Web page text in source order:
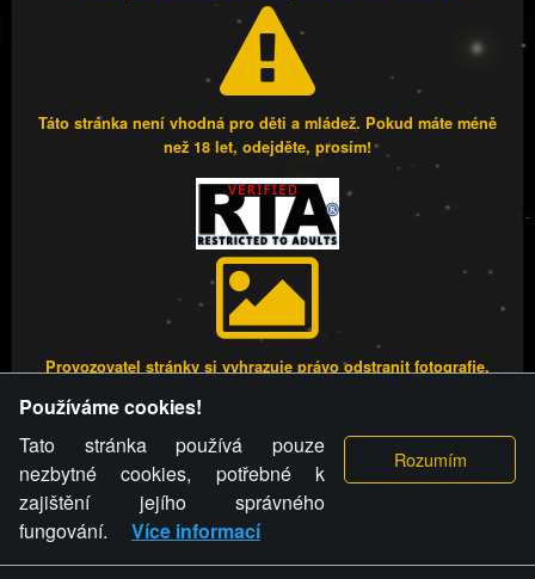
Táto stránka není vhodná pro děti a mládež. Pokud máte méně
než 18 let, odejděte, prosím!
Provozovatel stránky si vyhrazuje právo odstranit fotografie,
stránky týče, ani osoba, která umístila fotografii nebo video na
stránku, nemůže z důvodu odstranění fotografie, videa nebo
komentáře pro výše uvedenou okolnost uplatnit vůči
provozovateli stránky žádný nárok na náhradu škody nebo
nemajetkové újmy.
Používáme cookies!
Tato stránka používá pouze
nezbytné cookies, potřebné k
zajištění jejího správného
fungování.
Více informací